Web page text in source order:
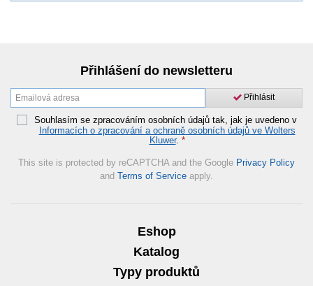
Přihlášení do newsletteru
Přihlásit
Souhlasím se zpracováním osobních údajů tak, jak je uvedeno v
Informacích o zpracování a ochraně osobních údajů ve Wolters
Kluwer. *
This site is protected by reCAPTCHA and the Google Privacy Policy
and Terms of Service apply.
Eshop
Katalog
Typy produktů